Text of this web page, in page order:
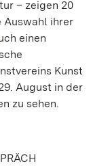
– zeigen 20
Auswahl ihrer
einen
Kunst
August in der
zu sehen.